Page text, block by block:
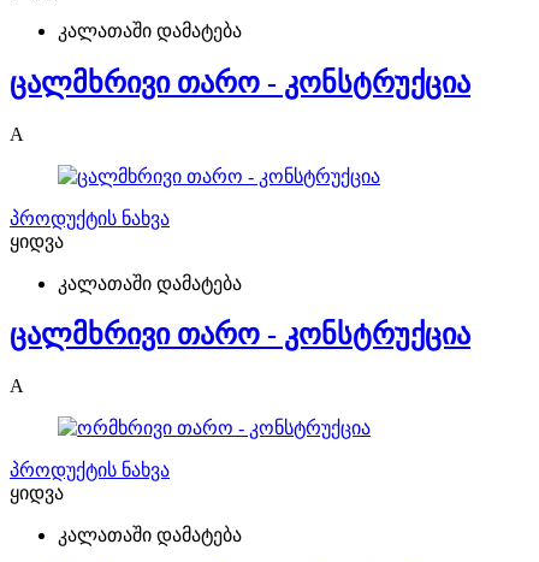
კალათაში დამატება
ცალმხრივი თარო - კონსტრუქცია
A
პროდუქტის ნახვა
ყიდვა
კალათაში დამატება
ცალმხრივი თარო - კონსტრუქცია
A
პროდუქტის ნახვა
ყიდვა
კალათაში დამატება